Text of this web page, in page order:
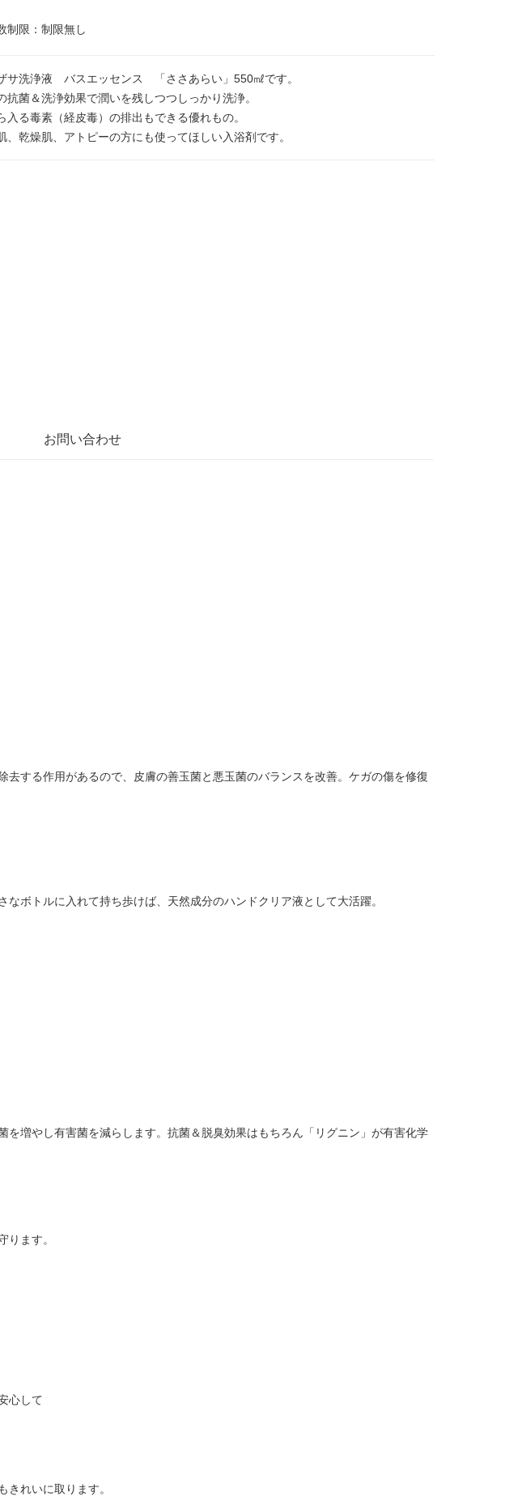
制限：制限無し
サ洗浄液 バスエッセンス 「ささあらい」550㎖です。
抗菌＆洗浄効果で潤いを残しつつしっかり洗浄。
入る毒素（経皮毒）の排出もできる優れもの。
、乾燥肌、アトピーの方にも使ってほしい入浴剤です。
お問い合わせ
する作用があるので、皮膚の善玉菌と悪玉菌のバランスを改善。ケガの傷を修復
ボトルに入れて持ち歩けば、天然成分のハンドクリア液として大活躍。
増やし有害菌を減らします。抗菌＆脱臭効果はもちろん「リグニン」が有害化学
ります。
心して
れいに取ります。